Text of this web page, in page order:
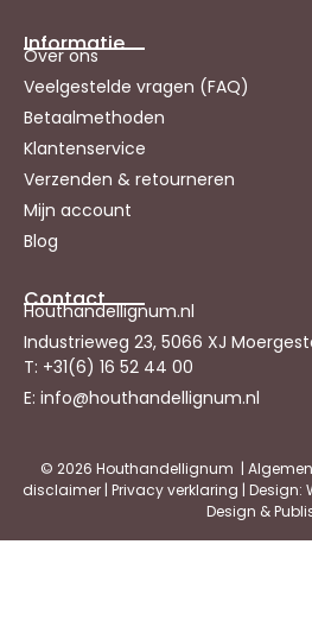
Informatie
Over ons
Veelgestelde vragen (FAQ)
Betaalmethoden
Klantenservice
Verzenden & retourneren
Mijn account
Blog
Contact
Houthandellignum.nl
Industrieweg 23, 5066 XJ
T: +31(6) 16 52 44 00
E: info@houthandellignum.nl
© 2026 Houthandellignum |
disclaimer| Privacy verklaring | Design:
Design &